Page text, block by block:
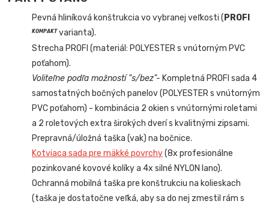
Pevná hliníková konštrukcia vo vybranej veľkosti ( PROFI
KOMPAKTvarianta).
Strecha PROFI (materiál: POLYESTER s vnútorným PVC
poťahom).
Voliteľne podľa možností "s/bez"- Kompletná PROFI sada 4
samostatných bočných panelov (POLYESTER s vnútorným
PVC poťahom) - kombinácia 2 okien s vnútornými roletami
a 2 roletových extra širokých dverí s kvalitnými zipsami.
Prepravná/úložná taška (vak) na bočnice.
Kotviaca sada pre mäkké povrchy(8x profesionálne
pozinkované kovové kolíky a 4x silné NYLON lano).
Ochranná mobilná taška pre konštrukciu na kolieskach
(taška je dostatočne veľká, aby sa do nej zmestil rám s